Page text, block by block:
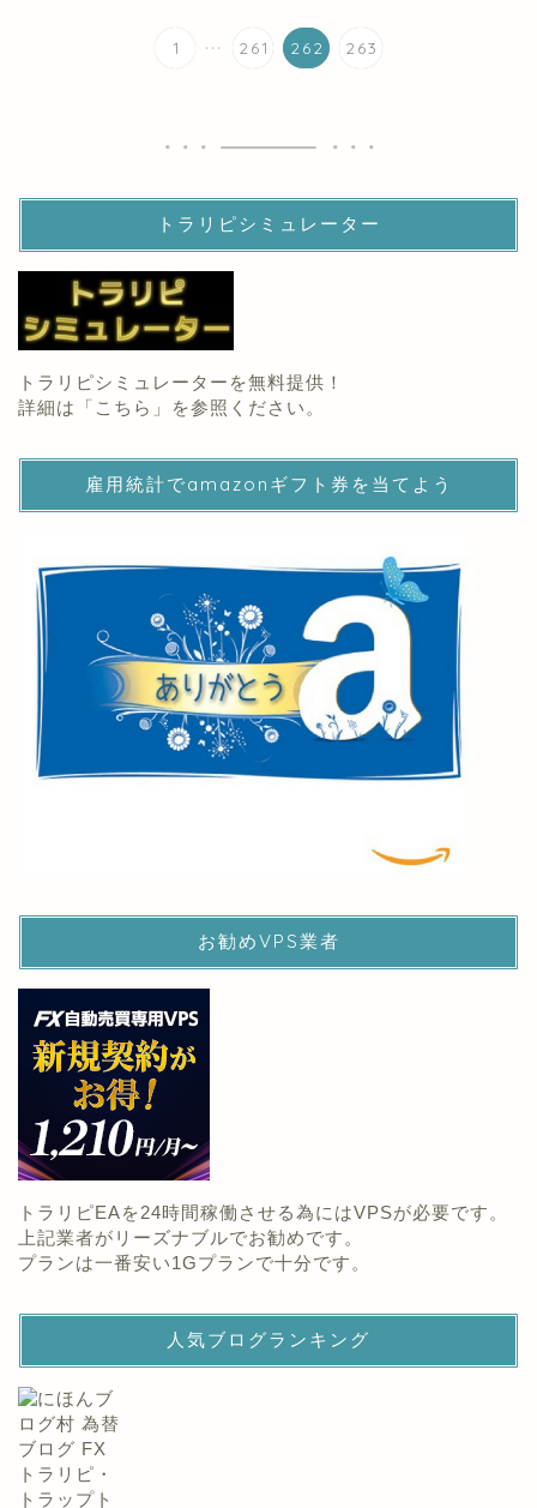
1 ... 261 262 263
トラリピシミュレーター
トラリピシミュレーターを無料提供！
詳細は「 こちら 」を参照ください。
雇用統計でamazonギフト券を当てよう
お勧めVPS業者
トラリピEAを24時間稼働させる為にはVPSが必要です。
上記業者がリーズナブルでお勧めです。
プランは一番安い1Gプランで十分です。
人気ブログランキング